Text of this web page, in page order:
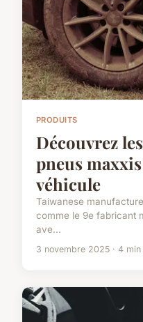
PRODUITS
Découvrez
pneus
véhicule
Taiwanese
comme le 9e fabricant
ave...
3 novembre 2025 · 4 min